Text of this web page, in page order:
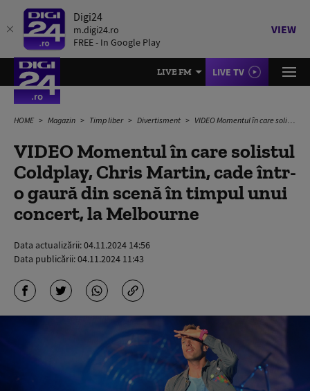
Digi24
m.digi24.ro
FREE - In Google Play
VIEW
LIVE FM LIVE TV
HOME Magazin Timp liber Divertisment VIDEO Momentul în care solistul Coldplay, Chris Martin, cade într-o gaură din scenă în timpul unui concert, la Melbourne
VIDEO Momentul în care solistul
Coldplay, Chris Martin, cade într-
o gaură din scenă în timpul unui
concert, la Melbourne
Data actualizării:04.11.2024 14:56
Data publicării:04.11.2024 11:43